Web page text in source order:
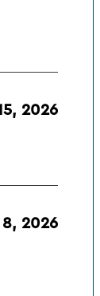
2026
8, 2026